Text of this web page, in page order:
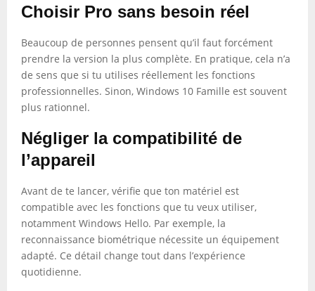
Choisir Pro sans besoin réel
Beaucoup de personnes pensent qu’il faut forcément
prendre la version la plus complète. En pratique, cela n’a
de sens que si tu utilises réellement les fonctions
professionnelles. Sinon, Windows 10 Famille est souvent
plus rationnel.
Négliger la compatibilité de
l’appareil
Avant de te lancer, vérifie que ton matériel est
compatible avec les fonctions que tu veux utiliser,
notamment Windows Hello. Par exemple, la
reconnaissance biométrique nécessite un équipement
adapté. Ce détail change tout dans l’expérience
quotidienne.